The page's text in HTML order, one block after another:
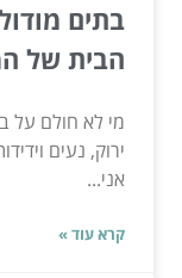
בתים
הבית של
מי לא חולם על
ירוק, נעים
אני...
קרא עוד »